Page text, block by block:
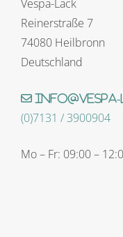
Vespa-Lack
Reinerstraße 7
74080 Heilbronn
Deutschland
(0)7131 / 3900904
Mo – Fr: 09:00 –